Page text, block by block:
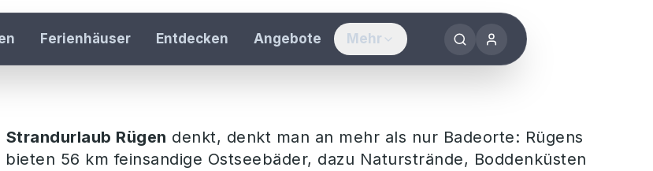
Ferienhäuser Entdecken Angebote Mehr
Inspiration
auf Rügen
Strandurlaub Rügen denkt, denkt man an mehr als nur Badeorte: Rügens
bieten 56 km feinsandige Ostseebäder, dazu Naturstrände, Boddenküsten